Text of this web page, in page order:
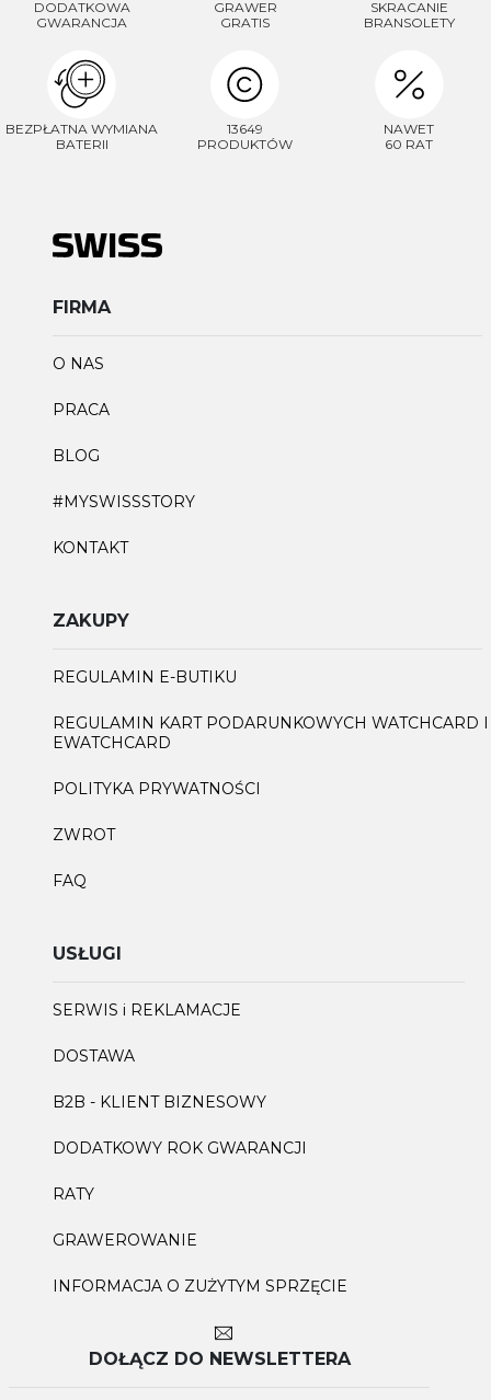
DODATKOWA
GWARANCJA
GRAWER
GRATIS
SKRACANIE
BRANSOLETY
BEZPŁATNA WYMIANA
BATERII
13649
PRODUKTÓW
NAWET
60 RAT
FIRMA
O NAS
PRACA
BLOG
#MYSWISSSTORY
KONTAKT
ZAKUPY
REGULAMIN E-BUTIKU
REGULAMIN KART PODARUNKOWYCH WATCHCARD I
EWATCHCARD
POLITYKA PRYWATNOŚCI
ZWROT
FAQ
USŁUGI
SERWIS i REKLAMACJE
DOSTAWA
B2B - KLIENT BIZNESOWY
DODATKOWY ROK GWARANCJI
RATY
GRAWEROWANIE
INFORMACJA O ZUŻYTYM SPRZĘCIE
DOŁĄCZ DO NEWSLETTERA